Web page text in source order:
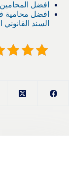
افضل
افضل محامية
السند